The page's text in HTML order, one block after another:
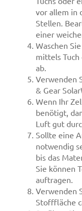
vor allem in
Stellen.
einer
Waschen
mittels Tuch
ab.
Verwenden
& Gear
Wenn Ihr
benötigt,
Luft gut
Sollte eine
notwendig
bis das
Sie können
auftragen.
Verwenden
Stofffläche